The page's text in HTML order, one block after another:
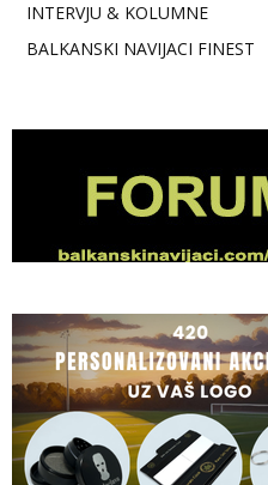
INTERVJU & KOLUMNE
BALKANSKI NAVIJACI FINEST